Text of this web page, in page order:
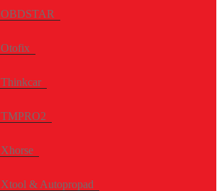
OBDSTAR
Otofix
Thinkcar
TMPRO2
Xhorse
Xtool & Autopropad